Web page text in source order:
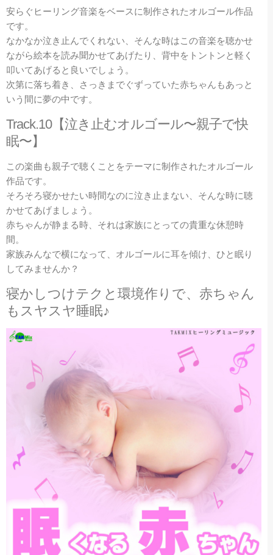
安らぐヒーリング音楽をベースに制作されたオルゴール作品
です。
なかなか泣き止んでくれない、そんな時はこの音楽を聴かせ
ながら絵本を読み聞かせてあげたり、背中をトントンと軽く
叩いてあげると良いでしょう。
次第に落ち着き、さっきまでぐずっていた赤ちゃんもあっと
いう間に夢の中です。
Track.10【泣き止むオルゴール〜親子で快
眠〜】
この楽曲も親子で聴くことをテーマに制作されたオルゴール
作品です。
そろそろ寝かせたい時間なのに泣き止まない、そんな時に聴
かせてあげましょう。
赤ちゃんが静まる時、それは家族にとっての貴重な休憩時
間。
家族みんなで横になって、オルゴールに耳を傾け、ひと眠り
してみませんか？
寝かしつけテクと環境作りで、赤ちゃん
もスヤスヤ睡眠♪